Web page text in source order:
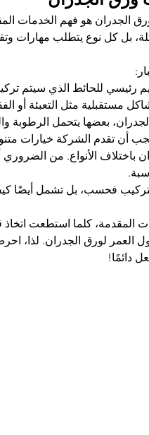
الجدران هو فهم الخدمات
بل كل نوع يتطلب مهارات
رئيسي للحائط الذي سيتم
مستقبلية مثل التعبئة أو
بعضها يتحمل الرطوبة
أن تقدم الشركة خيارات
باختلاف الأنواع. من
فحسب، بل تشمل أيضًا
المقدمة، كلما استطعت
العمر لورق الجدران. لذا،
دائمًا!